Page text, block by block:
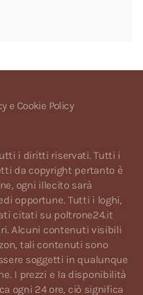
e Cookie Policy
i diritti riservati. Tutti i
da copyright pertanto è
ogni illecito sarà
opportune. Tutti i loghi,
citati su poltrone24.it
Alcuni contenuti visibili
tali contenuti sono
soggetti in qualunque
I prezzi e la disponibilità
ogni 24 ore, ciò significa